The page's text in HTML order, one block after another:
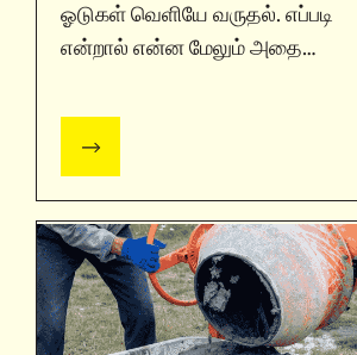
ஓடுகள் வெளியே வருதல். எப்படி
என்றால் என்ன மேலும் அதை
டெக்